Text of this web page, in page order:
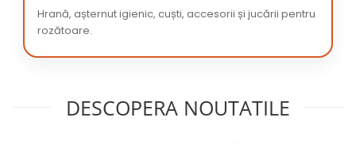
Hrană, așternut igienic, cuști, accesorii și jucării pentru
rozătoare.
DESCOPERA NOUTATILE